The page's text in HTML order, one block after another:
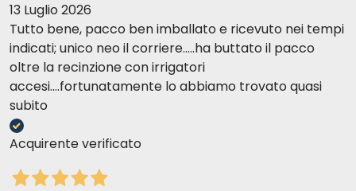
13 Luglio 2026
Tutto bene, pacco ben imballato e ricevuto nei tempi
indicati; unico neo il corriere.....ha buttato il pacco
oltre la recinzione con irrigatori
accesi....fortunatamente lo abbiamo trovato quasi
subito
Acquirente verificato